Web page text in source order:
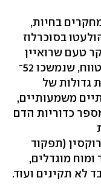
בחיות,
בסוכרלוז
טעם שרואיין
. במחקרים ארוכי הטווח, שנמשכו 52־
גדולות של
משמעותיים,
כדוריות הדם
(תפקוד
מוגדלים,
לא תקינים ועוד.